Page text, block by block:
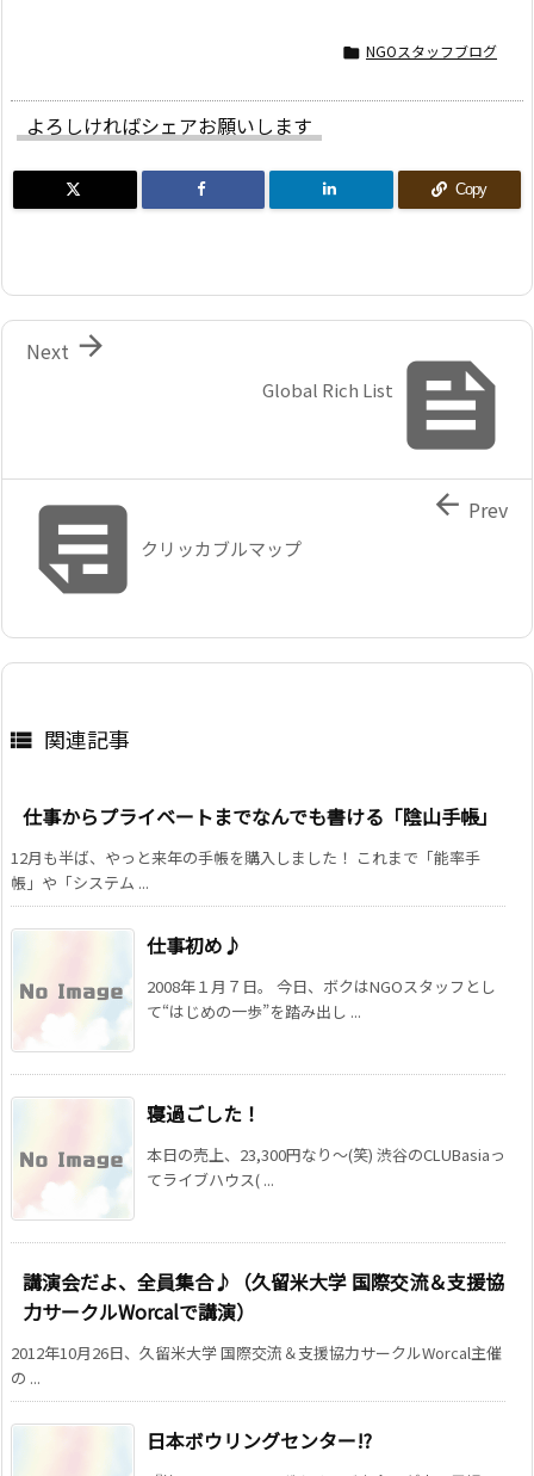
 NGOスタッフブログ
よろしければシェアお願いします
Copy

Global Rich List

Next
 クリッカブルマップ
 Prev
 関連記事
仕事からプライベートまでなんでも書ける「陰山手帳」
12月も半ば、やっと来年の手帳を購入しました！ これまで「能率手
帳」や「システム ...
仕事初め♪
2008年１月７日。 今日、ボクはNGOスタッフとし
て“はじめの一歩”を踏み出し ...
寝過ごした！
本日の売上、23,300円なり〜(笑) 渋谷のCLUBasiaっ
てライブハウス( ...
講演会だよ、全員集合♪（久留米大学 国際交流＆支援協
力サークルWorcalで講演）
2012年10月26日、久留米大学 国際交流＆支援協力サークルWorcal主催
の ...
日本ボウリングセンター!?